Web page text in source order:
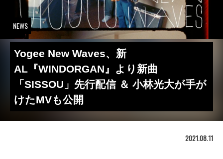
NEWS
Yogee New Waves、新
AL『WINDORGAN』より新曲
「SISSOU」先行配信 ＆ 小林光大が手が
けたMVも公開
2021.08.11